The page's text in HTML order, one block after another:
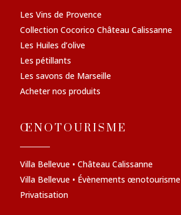
Les Vins de Provence
Collection Cocorico Château Calissanne
Les Huiles d’olive
Les pétillants
Les savons de Marseille
Acheter nos produits
ŒNOTOURISME
Villa Bellevue • Château Calissanne
Villa Bellevue • Évènements œnotourisme
Privatisation